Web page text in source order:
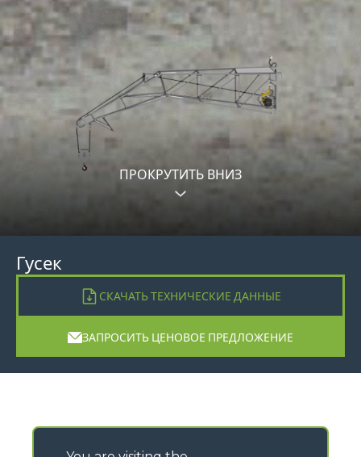
ПРОКРУТИТЬ ВНИЗ
Гусек
СКАЧАТЬ ТЕХНИЧЕСКИЕ ДАННЫЕ
ЗАПРОСИТЬ ЦЕНОВОЕ ПРЕДЛОЖЕНИЕ